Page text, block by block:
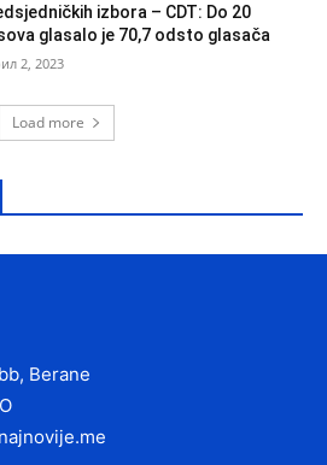
izbora – CDT: Do 20
glasalo je 70,7 odsto glasača
2, 2023
Load more
Berane